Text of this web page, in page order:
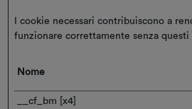
I cookie necessari contribuiscono a
funzionare correttamente senza questi
Nome
__cf_bm [x4]